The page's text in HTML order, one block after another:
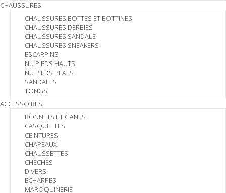
CHAUSSURES
CHAUSSURES BOTTES ET BOTTINES
CHAUSSURES DERBIES
CHAUSSURES SANDALE
CHAUSSURES SNEAKERS
ESCARPINS
NU PIEDS HAUTS
NU PIEDS PLATS
SANDALES
TONGS
ACCESSOIRES
BONNETS ET GANTS
CASQUETTES
CEINTURES
CHAPEAUX
CHAUSSETTES
CHECHES
DIVERS
ECHARPES
MAROQUINERIE